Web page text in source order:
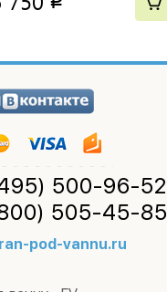
500-96-52
505-45-85
pod-vannu.ru